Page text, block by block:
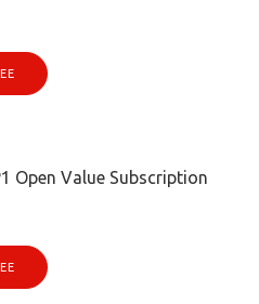
Open Value Subscription